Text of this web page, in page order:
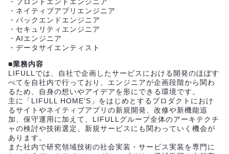
・ネイティブアプリエンジニア
・バックエンドエンジニア
・セキュリティエンジニア
・AIエンジニア
・データサイエンティスト
■業務内容
LIFULLでは、自社で企画したサービスにおける開発のほぼす
べてを自社内で行っており、エンジニアが企画段階から関わ
るため、自身の想いやアイデアを形にできる環境です。
主に「LIFULL HOME'S」をはじめとするプロダクトにおけ
るサイトやネイティブアプリの新規開発、改修や新機能追
加、保守運用に加えて、LIFULLグループ全体のアーキテクチ
ャの検討や技術選定、新規サービスにも関わっていく機会が
あります。
また社内で研究領域技術の社会実装・サービス実装を専門に